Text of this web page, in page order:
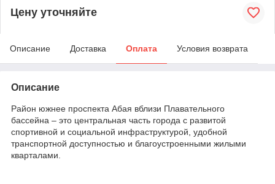
Цену уточняйте
Описание Доставка Оплата Условия возврата
Описание
Район южнее проспекта Абая вблизи Плавательного
бассейна – это центральная часть города с развитой
спортивной и социальной инфраструктурой, удобной
транспортной доступностью и благоустроенными жилыми
кварталами.